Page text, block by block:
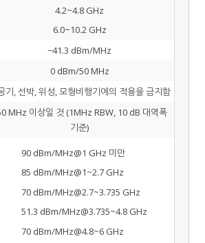
4.2~4.8 GHz
6.0~10.2 GHz
−41.3 dBm/MHz
0 dBm/50 MHz
기, 선박, 위성, 모형비행기에의 적용을 금지함
MHz 이상일 것 (1MHz RBW, 10 dB 대역폭
기준)
90 dBm/MHz@1 GHz 미만
85 dBm/MHz@1~2.7 GHz
70 dBm/MHz@2.7~3.735 GHz
51.3 dBm/MHz@3.735~4.8 GHz
70 dBm/MHz@4.8~6 GHz